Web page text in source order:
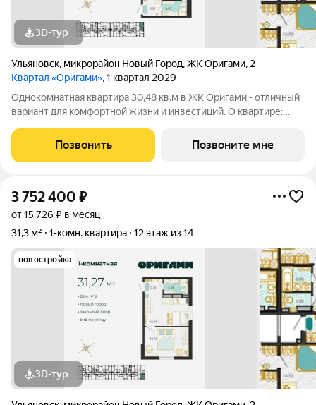
3D-тур
Ульяновск, микрорайон Новый Город,ЖК Оригами, 2
Квартал «Оригами», 1 квартал 2029
Однокомнатная квартира 30,48 кв.м в ЖК Оригами - отличный
вариант для комфортной жизни и инвестиций. О квартире:
естественная освещенность базовая отделка: стяжка пола,
установлены счетчики
Позвонить Позвоните мне
3 752 400 ₽
от 15 726 ₽ в месяц
31,3 м²
1-комн. квартира 12 этаж из 14
новостройка
3D-тур